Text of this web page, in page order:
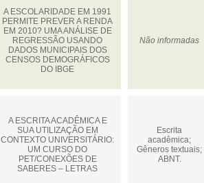
A ESCOLARIDADE EM 1991
PERMITE PREVER A RENDA
EM 2010? UMA ANÁLISE DE
REGRESSÃO USANDO
DADOS MUNICIPAIS DOS
CENSOS DEMOGRÁFICOS
DO IBGE
Não informadas
A ESCRITA ACADÊMICA E
SUA UTILIZAÇÃO EM
CONTEXTO UNIVERSITÁRIO:
UM CURSO DO
PET/CONEXÕES DE
SABERES – LETRAS
Escrita
acadêmica;
Gêneros textuais;
ABNT.